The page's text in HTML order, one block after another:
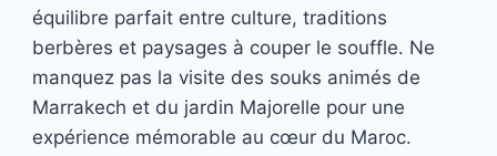
équilibre parfait entre culture, traditions
berbères et paysages à couper le souffle. Ne
manquez pas la visite des souks animés de
Marrakech et du jardin Majorelle pour une
expérience mémorable au cœur du Maroc.